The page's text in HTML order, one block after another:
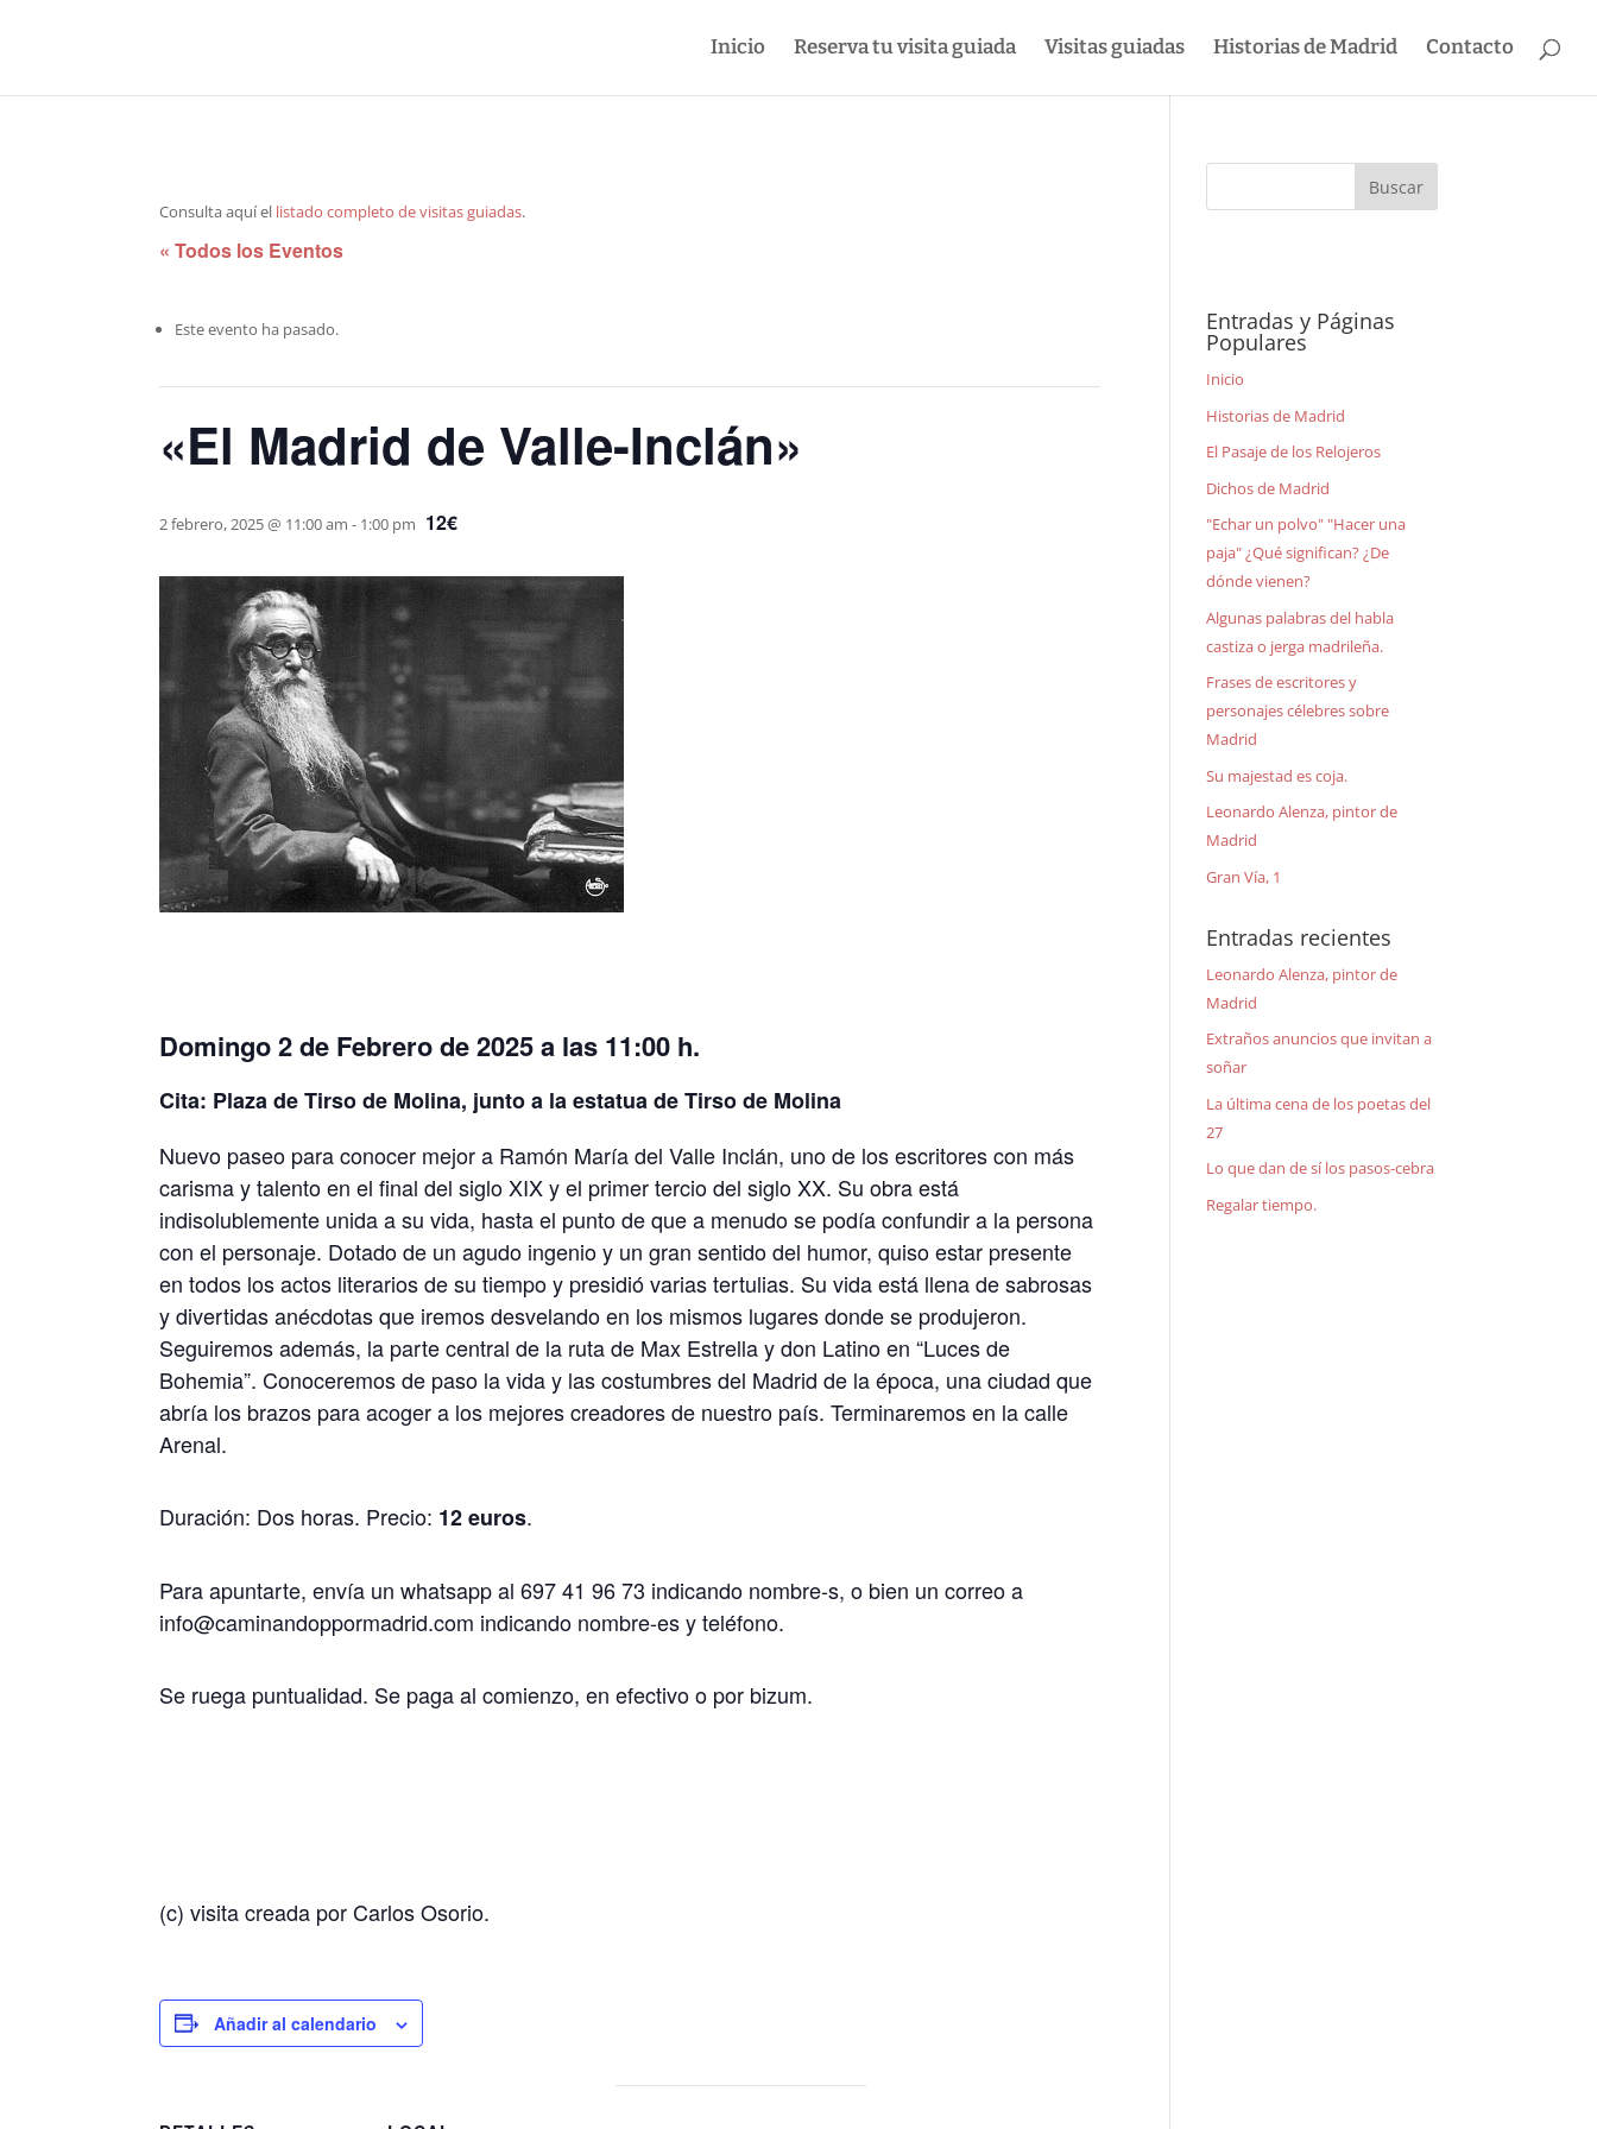
Inicio Reserva tu visita guiada Visitas guiadas Historias de Madrid Contacto
Consulta aquí el listado completo de visitas guiadas.
« Todos los Eventos
Este evento ha pasado.
«El Madrid de Valle-Inclán»
2 febrero, 2025 @ 11:00 am - 1:00 pm 12€
Domingo 2 de Febrero de 2025 a las 11:00 h.
Cita: Plaza de Tirso de Molina, junto a la estatua de Tirso de Molina
Nuevo paseo para conocer mejor a Ramón María del Valle Inclán, uno de los escritores con más
carisma y talento en el final del siglo XIX y el primer tercio del siglo XX. Su obra está
indisolublemente unida a su vida, hasta el punto de que a menudo se podía confundir a la persona
con el personaje. Dotado de un agudo ingenio y un gran sentido del humor, quiso estar presente
en todos los actos literarios de su tiempo y presidió varias tertulias. Su vida está llena de sabrosas
y divertidas anécdotas que iremos desvelando en los mismos lugares donde se produjeron.
Seguiremos además, la parte central de la ruta de Max Estrella y don Latino en “Luces de
Bohemia”. Conoceremos de paso la vida y las costumbres del Madrid de la época, una ciudad que
abría los brazos para acoger a los mejores creadores de nuestro país. Terminaremos en la calle
Arenal.
Duración: Dos horas. Precio: 12 euros.
Para apuntarte, envía un whatsapp al 697 41 96 73 indicando nombre-s, o bien un correo a
info@caminandoppormadrid.com indicando nombre-es y teléfono.
Se ruega puntualidad. Se paga al comienzo, en efectivo o por bizum.
(c) visita creada por Carlos Osorio.
Añadir al calendario
Entradas y Páginas
Populares
Inicio
Historias de Madrid
El Pasaje de los Relojeros
Dichos de Madrid
"Echar un polvo" "Hacer una
paja" ¿Qué significan? ¿De
dónde vienen?
Algunas palabras del habla
castiza o jerga madrileña.
Frases de escritores y
personajes célebres sobre
Madrid
Su majestad es coja.
Leonardo Alenza, pintor de
Madrid
Gran Vía, 1
Entradas recientes
Leonardo Alenza, pintor de
Madrid
Extraños anuncios que invitan a
soñar
La última cena de los poetas del
27
Lo que dan de sí los pasos-cebra
Regalar tiempo.